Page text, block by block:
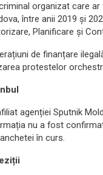
organizat care
între anii 2019 și
Planificare și
de finanțare
protestelor
agenției Sputnik
nu a fost
în curs.